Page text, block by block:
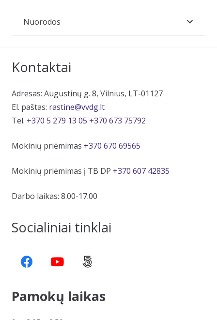
Nuorodos
Kontaktai
Adresas: Augustinų g. 8, Vilnius, LT-01127
El. paštas: rastine@vvdg.lt
Tel. +370 5 279 13 05 +370 673 75792
Mokinių priėmimas +370 670 69565
Mokinių priėmimas į TB DP +370 607 42835
Darbo laikas: 8.00-17.00
Socialiniai tinklai
Pamokų laikas